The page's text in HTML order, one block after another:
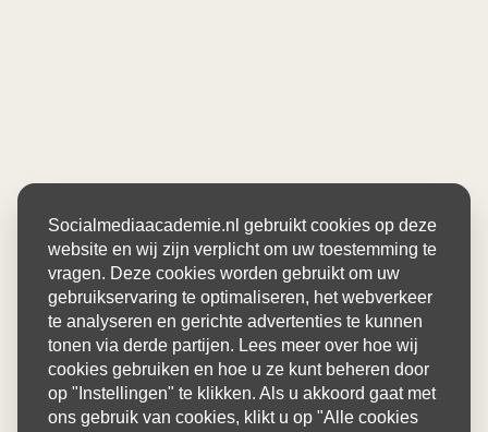
Socialmediaacademie.nl gebruikt cookies op deze
website en wij zijn verplicht om uw toestemming te
vragen. Deze cookies worden gebruikt om uw
gebruikservaring te optimaliseren, het webverkeer
te analyseren en gerichte advertenties te kunnen
tonen via derde partijen. Lees meer over hoe wij
cookies gebruiken en hoe u ze kunt beheren door
op "Instellingen" te klikken. Als u akkoord gaat met
ons gebruik van cookies, klikt u op "Alle cookies